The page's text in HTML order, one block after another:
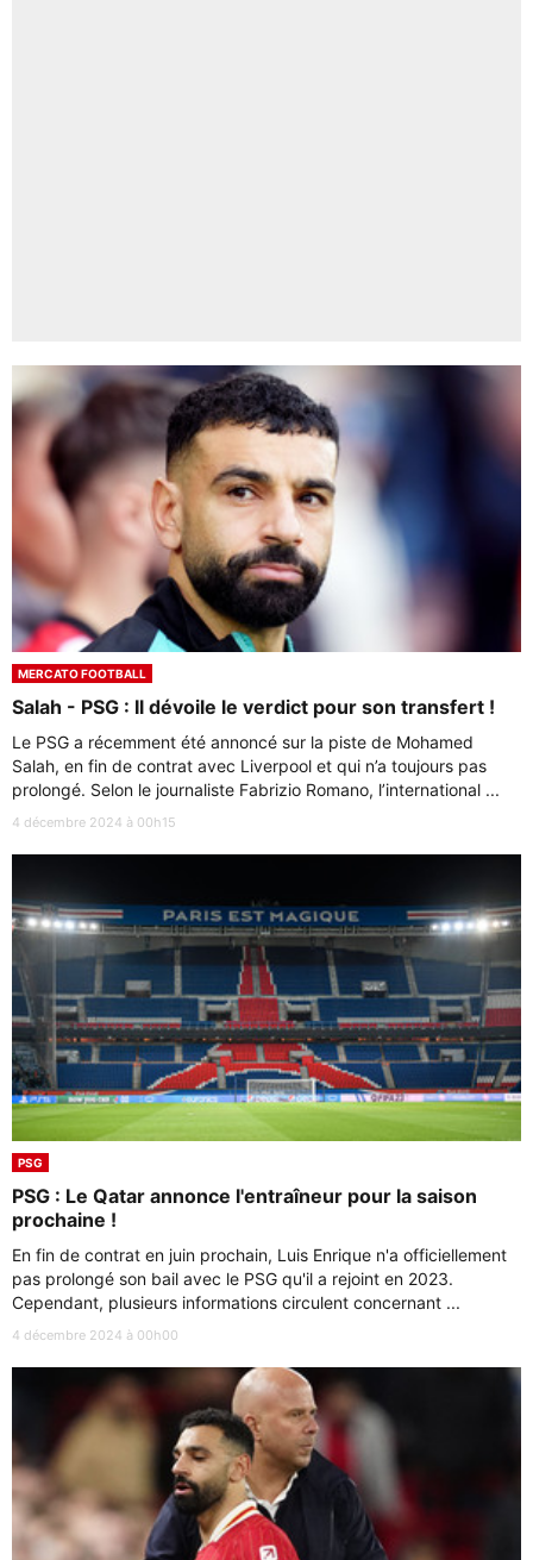
MERCATO FOOTBALL
Salah - PSG : Il dévoile le verdict pour son transfert !
Le PSG a récemment été annoncé sur la piste de Mohamed
Salah, en fin de contrat avec Liverpool et qui n’a toujours pas
prolongé. Selon le journaliste Fabrizio Romano, l’international ...
4 décembre 2024 à 00h15
PSG
PSG : Le Qatar annonce l'entraîneur pour la saison
prochaine !
En fin de contrat en juin prochain, Luis Enrique n'a officiellement
pas prolongé son bail avec le PSG qu'il a rejoint en 2023.
Cependant, plusieurs informations circulent concernant ...
4 décembre 2024 à 00h00